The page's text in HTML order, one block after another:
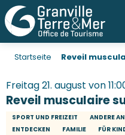
Startseite Reveil
Freitag 21. august von
Reveil musculaire
SPORT UND FREIZEIT ANDERE
ENTDECKEN
FAMILIE FÜR